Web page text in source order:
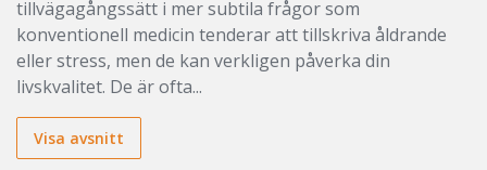
tillvägagångssätt i mer subtila frågor som
konventionell medicin tenderar att tillskriva åldrande
eller stress, men de kan verkligen påverka din
livskvalitet. De är ofta...
Visa avsnitt